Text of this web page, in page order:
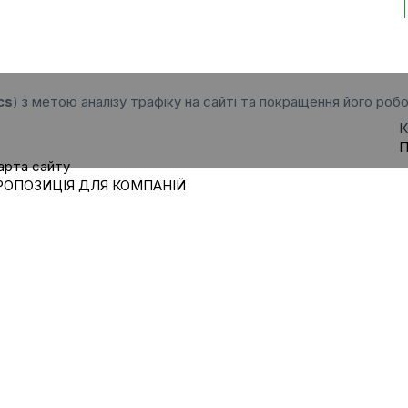
) з метою аналізу трафіку на сайті та покращення його
сайту
ДЛЯ КОМПАНІЙ